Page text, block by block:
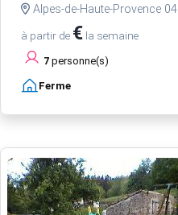
Alpes-de-Haute-Provence 04
à partir de € la semaine
7 personne(s)
Ferme